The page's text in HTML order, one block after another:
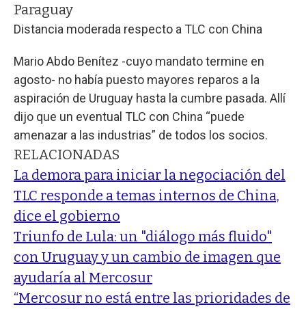
Paraguay
Distancia moderada respecto a TLC con China
Mario Abdo Benítez -cuyo mandato termine en
agosto- no había puesto mayores reparos a la
aspiración de Uruguay hasta la cumbre pasada. Allí
dijo que un eventual TLC con China “puede
amenazar a las industrias” de todos los socios.
RELACIONADAS
La demora para iniciar la negociación del
TLC responde a temas internos de China,
dice el gobierno
Triunfo de Lula: un "diálogo más fluido"
con Uruguay y un cambio de imagen que
ayudaría al Mercosur
“Mercosur no está entre las prioridades de